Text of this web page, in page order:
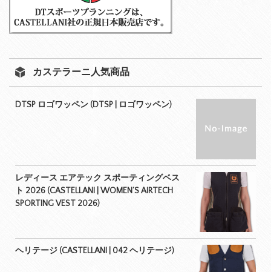
カステラーニ人気商品
DTSP ロゴワッペン (DTSP | ロゴワッペン)
レディース エアテック スポーティングベス
ト 2026 (CASTELLANI | WOMEN’S AIRTECH
SPORTING VEST 2026)
ヘリテージ (CASTELLANI | 042 ヘリテージ)